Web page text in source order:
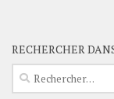
RECHERCHER
Rechercher :